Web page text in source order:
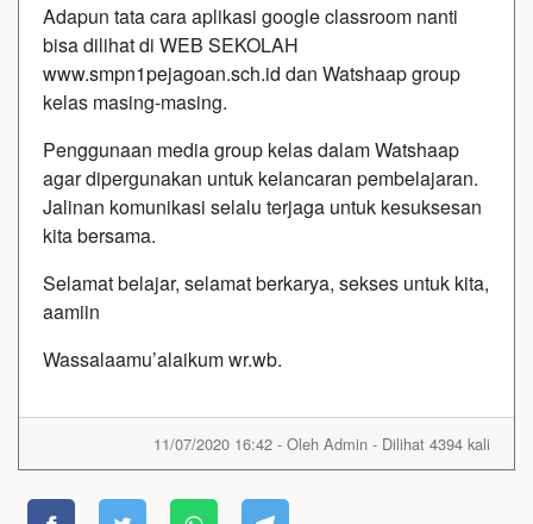
Adapun tata cara aplikasi google classroom nanti
bisa dilihat di WEB SEKOLAH
www.smpn1pejagoan.sch.id dan Watshaap group
kelas masing-masing.
Penggunaan media group kelas dalam Watshaap
agar dipergunakan untuk kelancaran pembelajaran.
Jalinan komunikasi selalu terjaga untuk kesuksesan
kita bersama.
Selamat belajar, selamat berkarya, sekses untuk kita,
aamiin
Wassalaamu’alaikum wr.wb.
11/07/2020 16:42 - Oleh Admin - Dilihat 4394 kali